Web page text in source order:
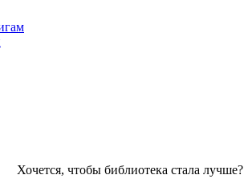
Хочется, чтобы библиотека стала лучше?